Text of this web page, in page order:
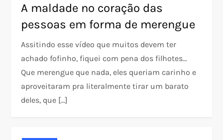
A maldade no coração das
pessoas em forma de merengue
Assitindo esse vídeo que muitos devem ter
achado fofinho, fiquei com pena dos filhotes…
Que merengue que nada, eles queriam carinho e
aproveitaram pra literalmente tirar um barato
deles, que […]